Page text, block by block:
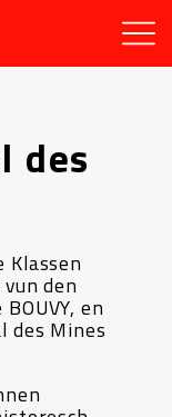
des
Klassen
den
en
des Mines